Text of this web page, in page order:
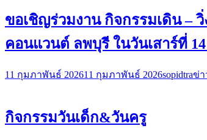
ขอเชิญร่วมงาน กิจกรรมเดิน – วิ่
คอนแวนต์ ลพบุรี ในวันเสาร์ที่
11 กุมภาพันธ์ 202611 กุมภาพันธ์ 2026sopidtraข่า
กิจกรรมวันเด็ก&วันครู